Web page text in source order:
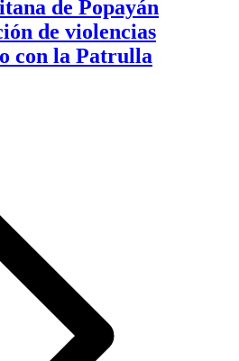
de Popayán
de violencias
con la Patrulla